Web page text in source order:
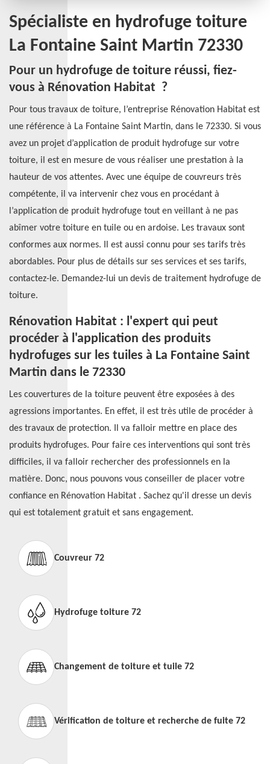
Spécialiste en hydrofuge toiture
La Fontaine Saint Martin 72330
Pour un hydrofuge de toiture réussi, fiez-
vous à Rénovation Habitat ?
Pour tous travaux de toiture, l’entreprise Rénovation Habitat est
une référence à La Fontaine Saint Martin, dans le 72330. Si vous
avez un projet d’application de produit hydrofuge sur votre
toiture, il est en mesure de vous réaliser une prestation à la
hauteur de vos attentes. Avec une équipe de couvreurs très
compétente, il va intervenir chez vous en procédant à
l’application de produit hydrofuge tout en veillant à ne pas
abîmer votre toiture en tuile ou en ardoise. Les travaux sont
conformes aux normes. Il est aussi connu pour ses tarifs très
abordables. Pour plus de détails sur ses services et ses tarifs,
contactez-le. Demandez-lui un devis de traitement hydrofuge de
toiture.
Rénovation Habitat : l'expert qui peut
procéder à l'application des produits
hydrofuges sur les tuiles à La Fontaine Saint
Martin dans le 72330
Les couvertures de la toiture peuvent être exposées à des
agressions importantes. En effet, il est très utile de procéder à
des travaux de protection. Il va falloir mettre en place des
produits hydrofuges. Pour faire ces interventions qui sont très
difficiles, il va falloir rechercher des professionnels en la
matière. Donc, nous pouvons vous conseiller de placer votre
confiance en Rénovation Habitat . Sachez qu'il dresse un devis
qui est totalement gratuit et sans engagement.
Couvreur 72
Hydrofuge toiture 72
Changement de toiture et tuile 72
Vérification de toiture et recherche de fuite 72